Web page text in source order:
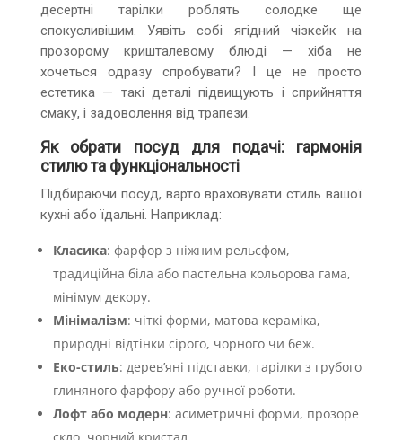
десертні тарілки роблять солодке ще
спокусливішим. Уявіть собі ягідний чізкейк на
прозорому кришталевому блюді — хіба не
хочеться одразу спробувати? І це не просто
естетика — такі деталі підвищують і сприйняття
смаку, і задоволення від трапези.
Як обрати посуд для подачі: гармонія
стилю та функціональності
Підбираючи посуд, варто враховувати стиль вашої
кухні або їдальні. Наприклад:
Класика: фарфор з ніжним рельєфом,
традиційна біла або пастельна кольорова гама,
мінімум декору.
Мінімалізм: чіткі форми, матова кераміка,
природні відтінки сірого, чорного чи беж.
Еко-стиль: дерев’яні підставки, тарілки з грубого
глиняного фарфору або ручної роботи.
Лофт або модерн: асиметричні форми, прозоре
скло, чорний кристал.